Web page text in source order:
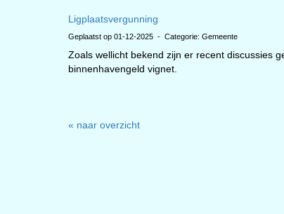
Ligplaatsvergunning
Geplaatst op 01-12-2025 - Categorie: Gemeente
Zoals wellicht bekend zijn er recent discussies
binnenhavengeld vignet.
« naar overzicht